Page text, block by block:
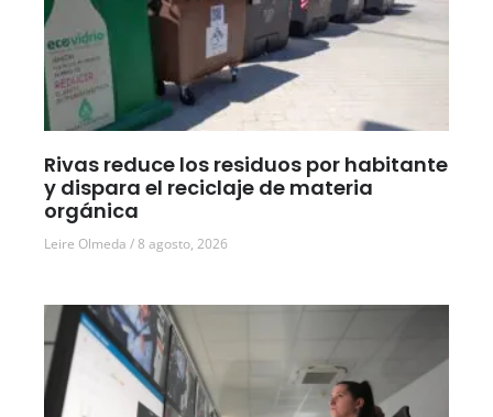
Rivas reduce los residuos por habitante
y dispara el reciclaje de materia
orgánica
Leire Olmeda 8 agosto, 2026